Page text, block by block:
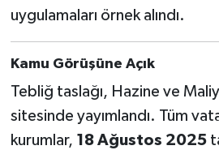
uygulamaları örnek alındı.
Kamu Görüşüne Açık
Tebliğ taslağı, Hazine ve
sitesinde yayımlandı. Tüm
kurumlar, 18 Ağustos 2025